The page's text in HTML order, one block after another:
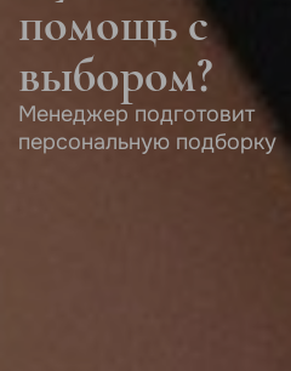
помощь с
выбором?
Менеджер подготовит
персональную подборку